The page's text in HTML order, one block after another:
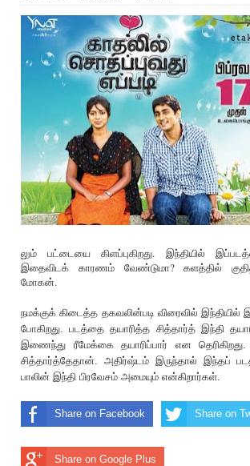
லும் பட்டையை கிளப்புகிறது. இந்தியில்
இதைவிட‌க் காரணம் வேண்டுமா? களத்தில்
மோகன்.
நமக்குக் கிடைத்த தகவலின்படி விரைவில் இந்தியில்
போகிறது. படத்தை தயா‌ரித்த சித்தார்த் இந்தி
இணைந்து ‌ரீமேக்கை தயா‌ரிப்பார் என
சித்தார்த்தேதான். அதிர்ஷ்டம் இருந்தால் இந்தப்
பாலின் இந்தி பிரவேசம் அமையும் என்கிறார்கள்.
Share on Facebook Share on
Share on Google Plus